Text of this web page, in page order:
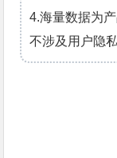
4.海量数据为
不涉及用户隐私